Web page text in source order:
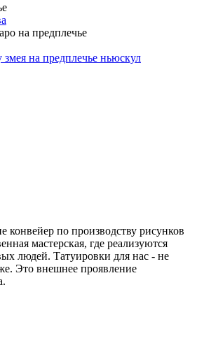
на предплечье
змея на предплечье ньюскул
конвейер по производству рисунков
мастерская, где реализуются
людей. Татуировки для нас - не
Это внешнее проявление